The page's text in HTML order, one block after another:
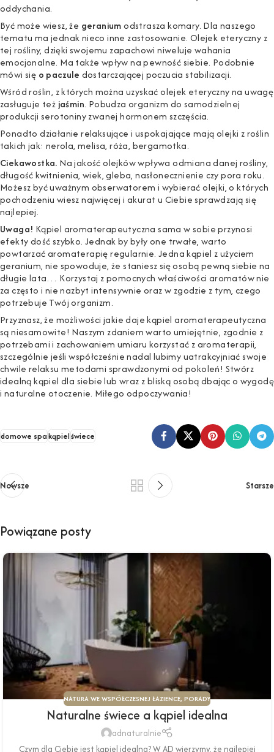
oddychania.
Być może wiesz, że geraniumodstrasza komary. Dla naszego
tematu ma jednak nieco inne zastosowanie. Olejek eteryczny z
tej rośliny, dzięki swojemu zapachowi niweluje wahania
emocjonalne. Ma także wpływ na pewność siebie. Podobnie
mówi się o paczule dostarczającej poczucia stabilizacji.
Wśród roślin, z których można uzyskać olejek eteryczny na uwagę
zasługuje też jaśmin. Pobudza organizm do samodzielnej
produkcji serotoniny zwanej hormonem szczęścia.
Ponadto działanie relaksujące i uspokajające mają olejki z roślin
takich jak: nerola, melisa, róża, bergamotka.
Ciekawostka. Na jakość olejków wpływa odmiana danej rośliny,
długość kwitnienia, wiek, gleba, nasłonecznienie czy pora roku.
Możesz być uważnym obserwatorem i wybierać olejki, o których
pochodzeniu wiesz najwięcej i akurat u Ciebie sprawdzają się
najlepiej.
Uwaga! Kąpiel aromaterapeutyczna sama w sobie przynosi
efekty dość szybko. Jednak by były one trwałe, warto
powtarzać aromaterapię regularnie. Jedna kąpiel z użyciem
geranium, nie spowoduje, że staniesz się osobą pewną siebie na
długie lata… Korzystaj z pomocnych właściwości aromatów nie
za często i nie nazbyt intensywnie oraz w zgodzie z tym, czego
potrzebuje Twój organizm.
Przyznasz, że możliwości jakie daje kąpiel aromaterapeutyczna
są niesamowite! Naszym zdaniem warto umiejętnie, zgodnie z
potrzebami i zachowaniem umiaru korzystać z aromaterapii,
szczególnie jeśli współcześnie nadal lubimy uatrakcyjniać swoje
chwile relaksu metodami sprawdzonymi od pokoleń! Stwórz
idealną kąpiel dla siebie lub wraz z bliską osobą dbając o wygodę
i naturalne otoczenie. Miłego odpoczywania!
domowe spakąpielświece
Nowsze Starsze
Powiązane posty
NATURA WE WSPÓŁCZESNEJ ŁAZIENCE, PORADY
Naturalne świece a kąpiel idealna
adnaturalnie
Czym dla Ciebie jest kąpiel idealna? W AD wierzymy, że najlepiej